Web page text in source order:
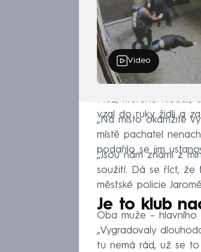
Video
Muž, kterého hledali,
vzal do ruky židli a
„Na místo okamžitě
místě pachatel
podařilo se jim
„Jsou nám známi z
soužití. Dá se říct, že
městské policie
Je to klub
Oba muže – hlavního
„Vygradovaly
tu nemá rád, už se